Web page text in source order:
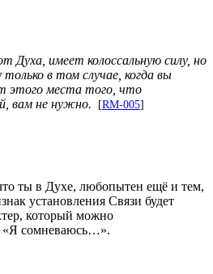
Духа, имеет колоссальную силу, но
в том случае, когда вы
этого места того, что
вам не нужно.
[RM-005]
ты в Духе, любопытен ещё и тем,
установления Связи будет
который можно
«Я сомневаюсь…».